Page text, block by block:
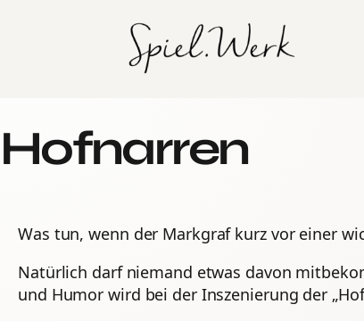
Hofnarren
Was tun, wenn der Markgraf kurz vor einer
Natürlich darf niemand etwas davon
und Humor wird bei der Inszenierung der